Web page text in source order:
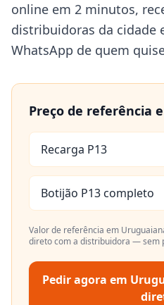
online em 2 minutos,
distribuidoras da cidade
WhatsApp de quem
Preço de referência
Recarga P13
Botijão P13 completo
Valor de referência em
direto com a distribuidora — sem
Pedir agora em